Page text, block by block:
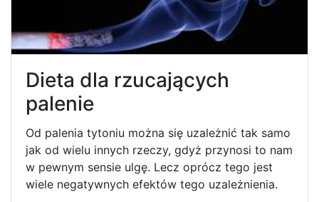
Dieta dla rzucających
palenie
Od palenia tytoniu można się uzależnić tak samo
jak od wielu innych rzeczy, gdyż przynosi to nam
w pewnym sensie ulgę. Lecz oprócz tego jest
wiele negatywnych efektów tego uzależnienia.